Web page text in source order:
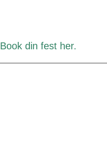
Book din fest her.